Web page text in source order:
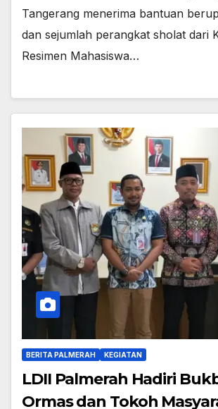
Tangerang menerima bantuan
dan sejumlah perangkat sholat dari
Resimen Mahasiswa…
BERITA PALMERAH KEGIATAN
LDII Palmerah Hadiri
Ormas dan Tokoh